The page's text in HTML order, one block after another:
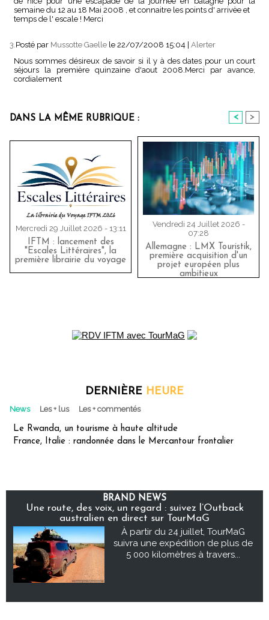
semaine du 12 au 18 Mai 2008 , et connaitre les points d' arrivèe et
temps de l' escale ! Merci
3.Posté par Mussotte Gaelle le 22/07/2008 15:04
Alerter
Nous sommes désireux de savoir si il y à des dates pour un court
séjours la première quinzaine d'aout 2008.Merci par avance,
cordialement
DANS LA MÊME RUBRIQUE : < >
Mercredi 29 Juillet 2026 - 13:11
IFTM : lancement des
"Escales Littéraires", la
première librairie du voyage
Vendredi 24 Juillet 2026 -
07:28
Allemagne : LMX Touristik,
première acquisition d'un
projet européen plus
ambitieux
DERNIÈRE HEURE
News Les + lus Les + commentés
Le Rwanda, un tourisme à haute altitude
France, Italie : randonnée dans le Mercantour frontalier
BRAND NEWS
Une route, des voix, un regard : suivez l’Outback
australien en direct sur TourMaG
À partir du 24 juillet, TourMaG
suivra une expédition de plus de
5 000 kilomètres à travers...